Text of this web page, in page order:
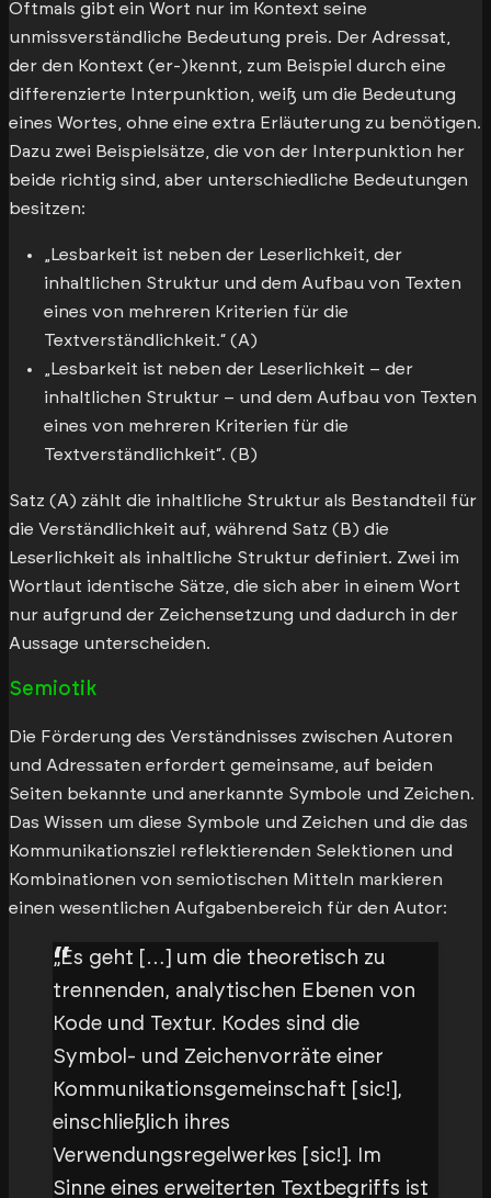
Oftmals gibt ein Wort nur im Kontext seine
unmissverständliche Bedeutung preis. Der Adressat,
der den Kontext (er-)kennt, zum Beispiel durch eine
differenzierte Interpunktion, weiß um die Bedeutung
eines Wortes, ohne eine extra Erläuterung zu benötigen.
Dazu zwei Beispielsätze, die von der Interpunktion her
beide richtig sind, aber unterschiedliche Bedeutungen
besitzen:
„Lesbarkeit ist neben der Leserlichkeit, der
inhaltlichen Struktur und dem Aufbau von Texten
eines von mehreren Kriterien für die
Textverständlichkeit.“ (A)
„Lesbarkeit ist neben der Leserlichkeit – der
inhaltlichen Struktur – und dem Aufbau von Texten
eines von mehreren Kriterien für die
Textverständlichkeit“. (B)
Satz (A) zählt die inhaltliche Struktur als Bestandteil für
die Verständlichkeit auf, während Satz (B) die
Leserlichkeit als inhaltliche Struktur definiert. Zwei im
Wortlaut identische Sätze, die sich aber in einem Wort
nur aufgrund der Zeichensetzung und dadurch in der
Aussage unterscheiden.
Semiotik
Die Förderung des Verständnisses zwischen Autoren
und Adressaten erfordert gemeinsame, auf beiden
Seiten bekannte und anerkannte Symbole und Zeichen.
Das Wissen um diese Symbole und Zeichen und die das
Kommunikationsziel reflektierenden Selektionen und
Kombinationen von semiotischen Mitteln markieren
einen wesentlichen Aufgabenbereich für den Autor:
„Es geht […] um die theoretisch zu
trennenden, analytischen Ebenen von
Kode und Textur. Kodes sind die
Symbol- und Zeichenvorräte einer
Kommunikationsgemeinschaft [sic!],
einschließlich ihres
Verwendungsregelwerkes [sic!]. Im
Sinne eines erweiterten Textbegriffs ist